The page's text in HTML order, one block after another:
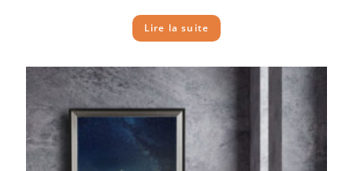
Lire la suite